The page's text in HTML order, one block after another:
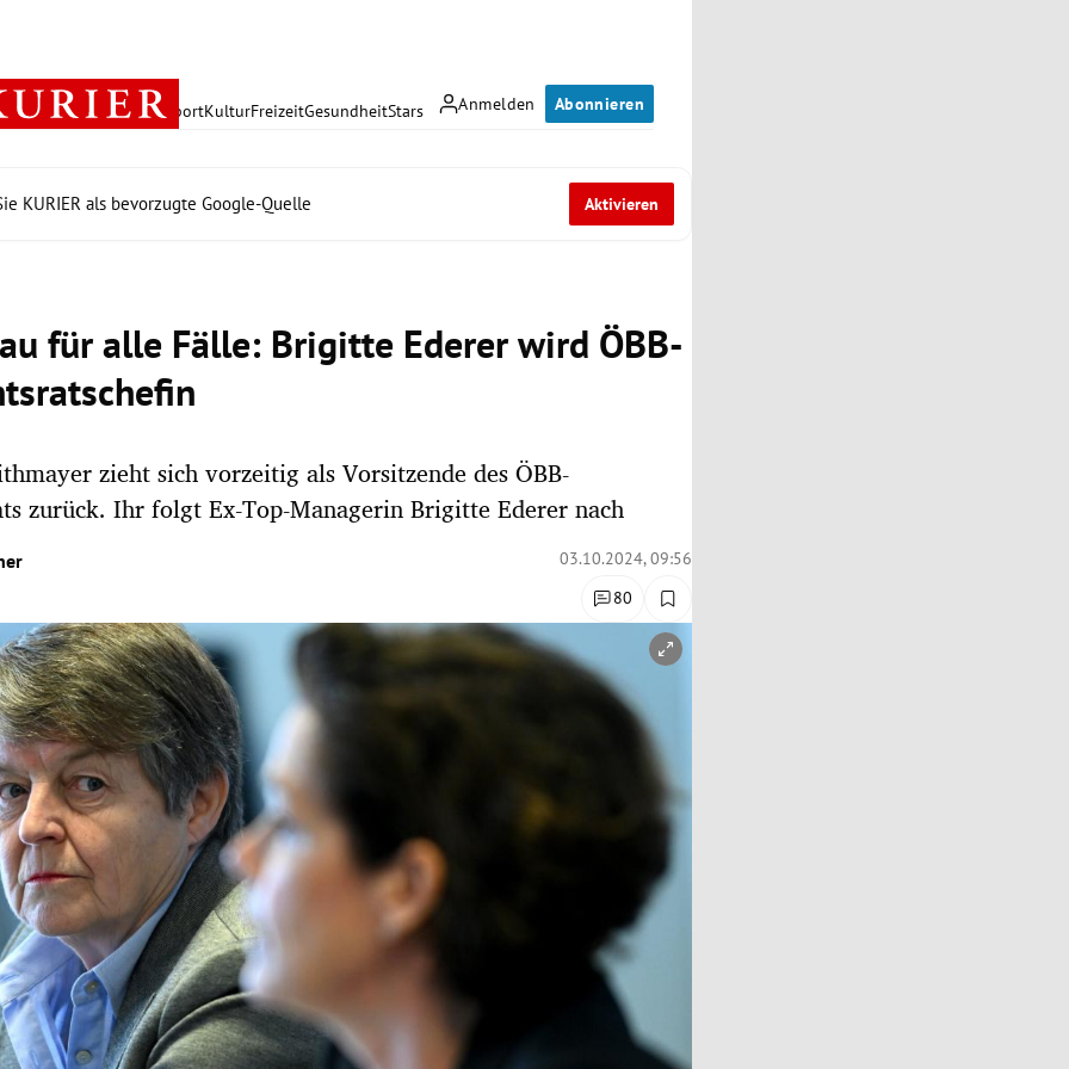
Anmelden Abonnieren
PolitikWirtschaft SportKulturFreizeitGesundheitStars
KURIER als bevorzugte Google-Quelle Aktivieren
für alle Fälle: Brigitte Ederer wird ÖBB-
zieht sich vorzeitig als Vorsitzende des ÖBB-
zurück. Ihr folgt Ex-Top-Managerin Brigitte Ederer nach
03.10.2024, 09:56
80
öffnen/schließen